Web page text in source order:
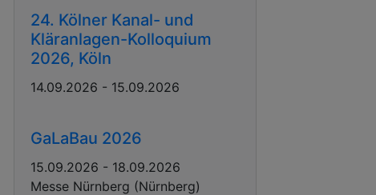
24. Kölner Kanal- und
Kläranlagen-Kolloquium
2026, Köln
14.09.2026 - 15.09.2026
GaLaBau 2026
15.09.2026 - 18.09.2026
Messe Nürnberg (Nürnberg)